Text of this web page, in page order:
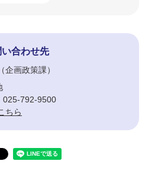
合わせ先
企画政策課
025-792-9500
ちら